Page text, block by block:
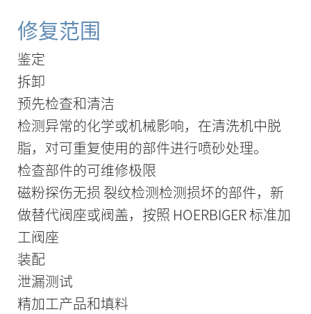
修复范围
鉴定
拆卸
预先检查和清洁
检测异常的化学或机械影响，在清洗机中脱
脂，对可重复使用的部件进行喷砂处理。
检查部件的可维修极限
磁粉探伤无损 裂纹检测检测损坏的部件，新
做替代阀座或阀盖，按照 HOERBIGER 标准加
工阀座
装配
泄漏测试
精加工产品和填料